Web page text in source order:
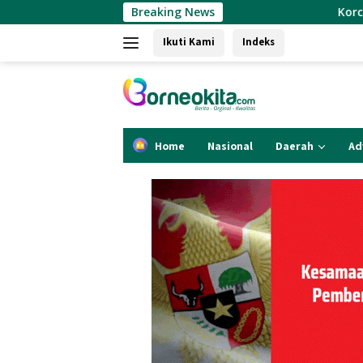
ke
Breaking News Korcab. CMI-Kutim
Ikuti Kami Indeks
Home Nasional Daerah